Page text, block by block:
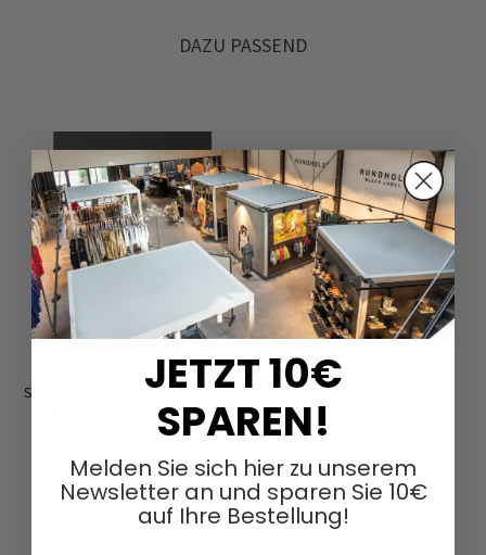
DAZU PASSEND
Sandale mit Schnallen von LOFINA
in Gasoline spritz aperol /
solidnero
285,00 €
JETZT 10€
SPAREN!
Melden Sie sich hier zu unserem
Newsletter an und sparen Sie 10€
auf Ihre Bestellung!